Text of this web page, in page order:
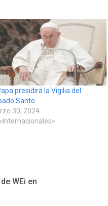
presidirá la Vigilia del
Santo
30, 2024
WEi en